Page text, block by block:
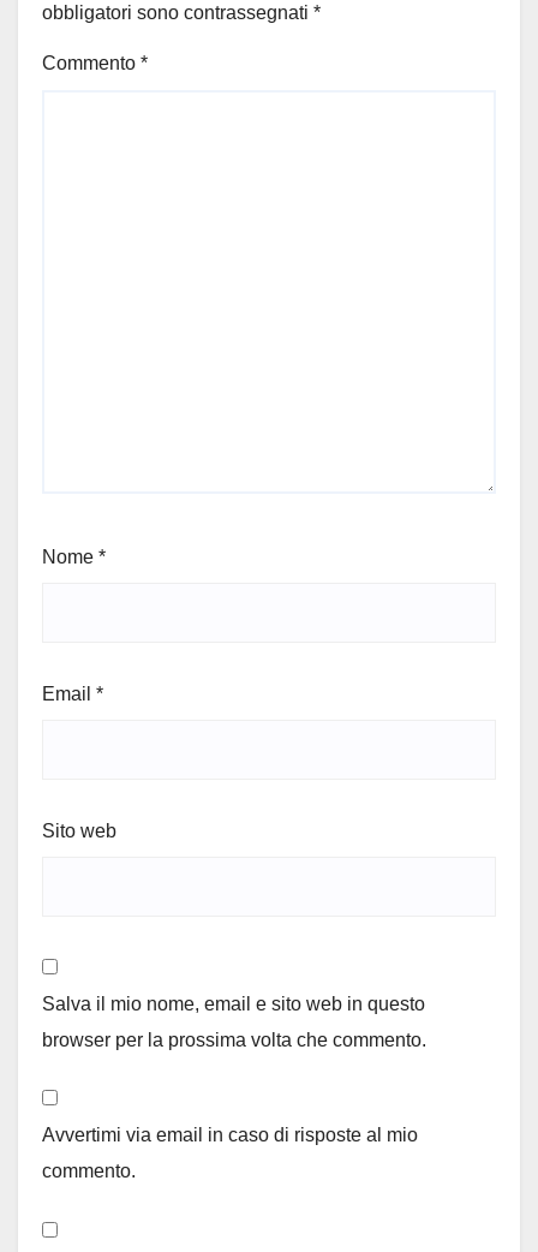
obbligatori sono contrassegnati *
Commento *
Nome *
Email *
Sito web
Salva il mio nome, email e sito web in questo
browser per la prossima volta che commento.
Avvertimi via email in caso di risposte al mio
commento.